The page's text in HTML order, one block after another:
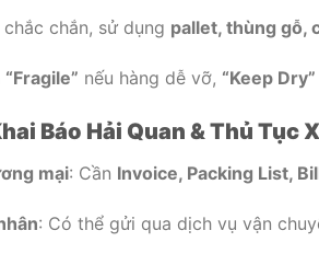
chắn, sử dụng pallet, thùng gỗ,
“Fragile” nếu hàng dễ vỡ, “Keep Dry”
Báo Hải Quan & Thủ Tục
mại: Cần Invoice, Packing List,
: Có thể gửi qua dịch vụ vận